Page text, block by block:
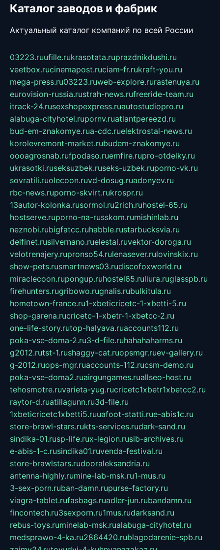
Каталог заводов и фабрик
Актуальный каталог компаний по всей России
03223.ruufille.rukrasotata.ruprazdnikdushi.ru
veetbox.rucinemapost.ruciam-fr.rukraft-you.ru
mega-press.ru03223.ruweb-explore.rurastenuya.ru
eurovision-russia.rustrah-news.rufreeride-team.ru
itrack-24.rusexshopexpress.ruautostudiopro.ru
alabuga-cityhotel.rupornv.ruatlantpereezd.ru
bud-em-znakomye.rua-cdc.ruelektrostal-news.ru
korolevremont-market.rubudem-znakomye.ru
oooagrosnab.rufpodaso.ruemfire.rupro-otdelky.ru
ukrasotki.ruseksuzbek.ruseks-uzbek.ruporno-vk.ru
sovratili.ruolecoon.ruvd-dosug.ruadonyev.ru
rbc-news.ruporno-skvirt.rukrospr.ru
13autor-kolonka.rusormol.ru2rich.ruhostel-65.ru
hostserve.ruporno-na-russkom.rumishinlab.ru
neznobi.rubigfatcc.ruhabble.rustarbucksvia.ru
delfinet.rusilvernano.ruelestal.ruvektor-doroga.ru
velotrenajery.rupronso54.rulenasever.rulovinskix.ru
show-pets.rusmartnews03.rudiscofoxworld.ru
miraclecoon.rupongup.ruhostel65.ruliura.ruglasspb.ru
firehunters.rugribowo.rugnalis.rubulkitula.ru
hometown-france.ru1-xbeticricetc-1-xbetti-5.ru
shop-garena.rucricetc-1-xbetr-1-xbetcc-2.ru
one-life-story.rutop-halyava.ruaccounts112.ru
poka-vse-doma-2.ru3-d-file.ruhahahaharms.ru
g2012.rutst-1.rushaggy-cat.ruopsmgr.ruev-gallery.ru
g-2012.ruops-mgr.ruaccounts-112.rucsm-demo.ru
poka-vse-doma2.ruairgungames.ruallseo-host.ru
tehosmotre.ruvarieta-yug.rucricetc1xbetr1xbetcc2.ru
raytor-d.ruatillagunn.ru3d-file.ru
1xbeticricetc1xbetti5.ruuafoot-statti.rue-abis1c.ru
store-brawl-stars.rukts-services.rudark-sand.ru
sindika-01.rusp-life.rux-legion.rusib-archives.ru
e-abis-1-c.rusindika01.ruvenda-festival.ru
store-brawlstars.rudooraleksandria.ru
antenna-highly.rumine-lab-msk.ru1-mus.ru
3-sex-porn.ruban-damn.rupurse-factory.ru
viagra-tablet.rufasbags.ruadler-jun.rubandamn.ru
fincontech.ru3sexporn.ru1mus.rudarksand.ru
rebus-toys.ruminelab-msk.rualabuga-cityhotel.ru
medsprawo-4-ka.ru2864420.rublagodarenie-spb.ru